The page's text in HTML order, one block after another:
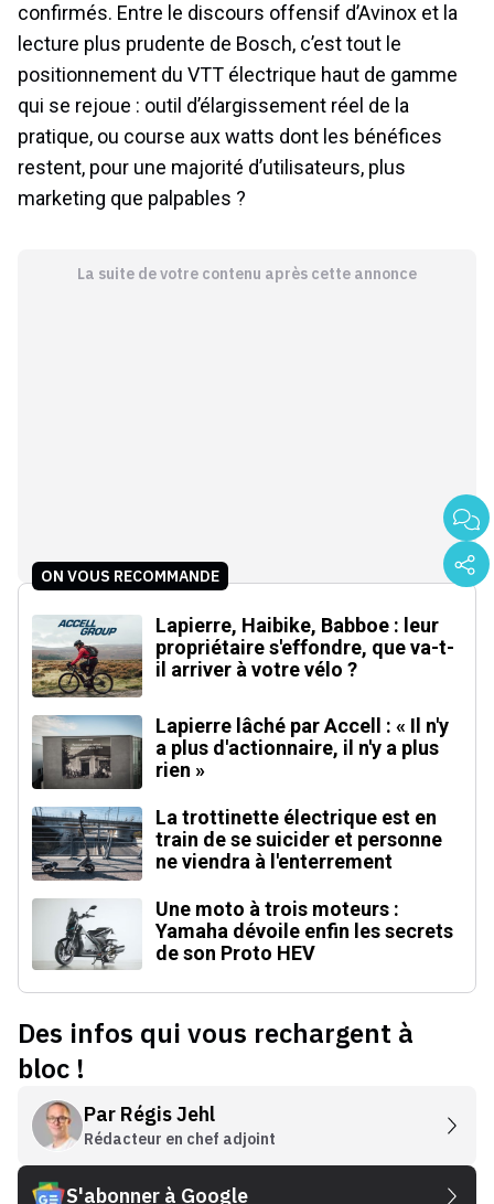
confirmés. Entre le discours offensif d’Avinox et la
lecture plus prudente de Bosch, c’est tout le
positionnement du VTT électrique haut de gamme
qui se rejoue : outil d’élargissement réel de la
pratique, ou course aux watts dont les bénéfices
restent, pour une majorité d’utilisateurs, plus
marketing que palpables ?
La suite de votre contenu après cette annonce
ON VOUS RECOMMANDE
Lapierre, Haibike, Babboe : leur
propriétaire s'effondre, que va-t-
il arriver à votre vélo ?
Lapierre lâché par Accell : « Il n'y
a plus d'actionnaire, il n'y a plus
rien »
La trottinette électrique est en
train de se suicider et personne
ne viendra à l'enterrement
Une moto à trois moteurs :
Yamaha dévoile enfin les secrets
de son Proto HEV
Des infos qui vous rechargent à
bloc !
Par Régis Jehl
Rédacteur en chef adjoint
S'abonner à Google